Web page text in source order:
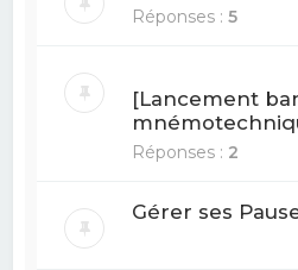
Réponses :5
[Lancement
Réponses : 2
Gérer ses